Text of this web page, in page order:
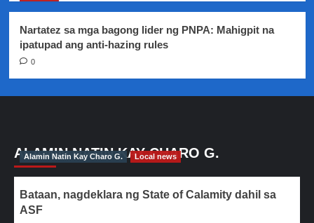
Nartatez sa mga bagong lider ng PNPA: Mahigpit na
ipatupad ang anti-hazing rules
0
ALAMIN NATIN KAY CHARO G.
Alamin Natin Kay Charo G. Local news
Bataan, nagdeklara ng State of Calamity dahil sa
ASF